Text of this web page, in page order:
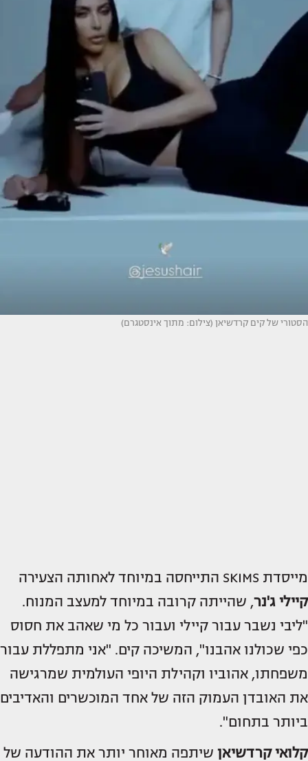
הסטורי של קים קרדשיאן (צילום: מתוך אינסטגרם)
מייסדת SKIMS התייחסה במיוחד לאחותה הצעירה
קיילי ג'נר, שהייתה קרובה במיוחד למעצב המנוח.
"ליבי נשבר עבור קיילי ועבור כל מי שאהב את חסוס
כפי שכולנו אהבנו", המשיכה קים. "אני מתפללת עבור
משפחתו, אהוביו וקהילת היופי העולמית שמרגישה
את האובדן העמוק הזה של אחד המוכשרים והאדיבים
ביותר בתחום".
קלואי קרדשיאן שיתפה מאוחר יותר את ההודעה של